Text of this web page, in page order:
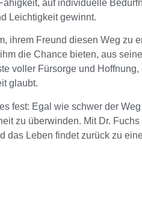
auf individuelle
Leichtigkeit gewinnt.
ihrem Freund diesen Weg zu
die Chance bieten, aus
voller Fürsorge und
glaubt.
fest: Egal wie schwer der
zu überwinden. Mit Dr.
das Leben findet zurück zu